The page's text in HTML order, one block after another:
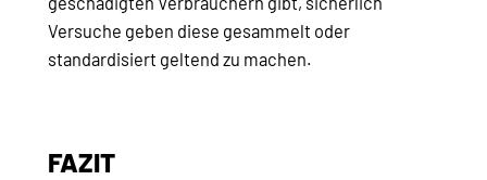
Versuche geben diese gesammelt oder
standardisiert geltend zu machen.
FAZIT